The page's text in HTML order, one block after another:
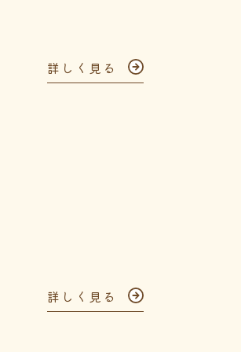
詳しく見る
詳しく見る